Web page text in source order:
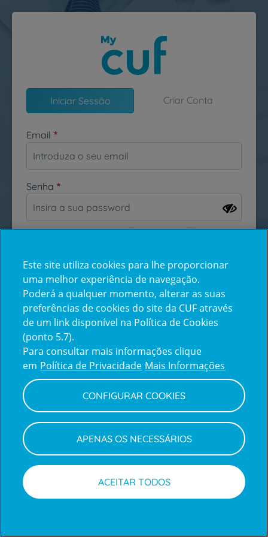
Passar para o conteúdo principal
Iniciar Sessão Criar Conta
Email
Senha
Esqueceu-se da sua password?
Inicie sessão com a Apple
Centro de Apoio ao Cliente | Política de Privacidade e Cookies
Este site utiliza cookies para lhe proporcionar
uma melhor experiência de navegação.
Poderá a qualquer momento, alterar as suas
preferências de cookies do site da CUF através
de um link disponível na Política de Cookies
(ponto 5.7).
Para consultar mais informações clique
em Política de Privacidade Mais Informações
CONFIGURAR COOKIES
APENAS OS NECESSÁRIOS
ACEITAR TODOS